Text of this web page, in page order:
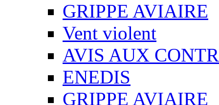
GRIPPE AVIAIRE
Vent violent
AVIS AUX
ENEDIS
GRIPPE AVIAIRE